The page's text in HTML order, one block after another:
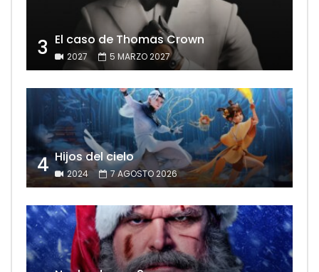
3 El caso de Thomas Crown
2027 5 MARZO 2027
4 Hijos del cielo
2024 7 AGOSTO 2026